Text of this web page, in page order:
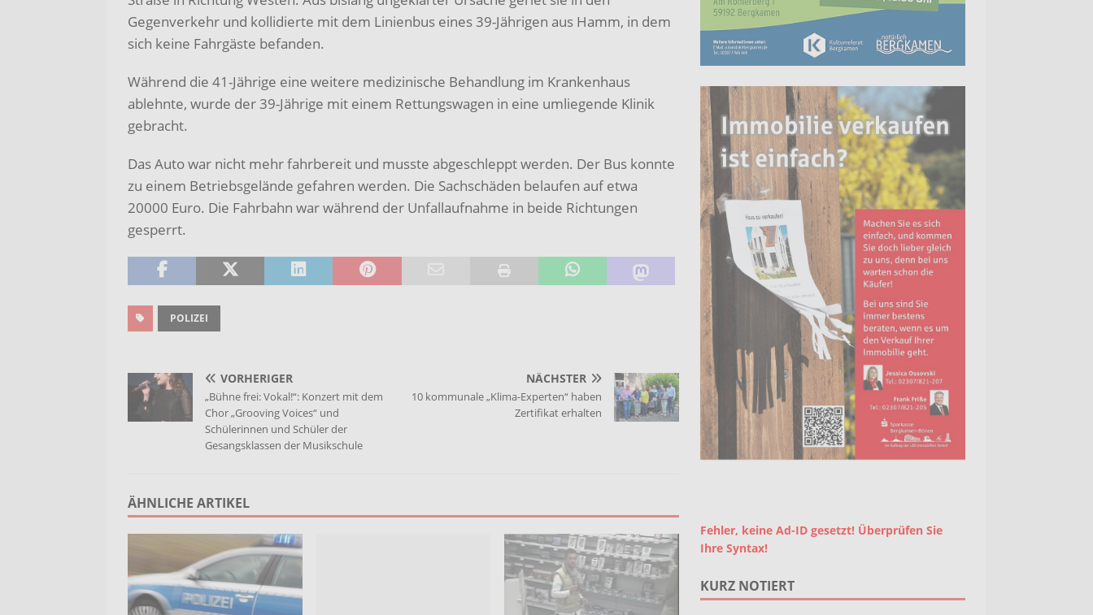
Gegenverkehr und kollidierte mit dem Linienbus eines 39-Jährigen aus Hamm, in dem
sich keine Fahrgäste befanden.
Während die 41-Jährige eine weitere medizinische Behandlung im Krankenhaus
ablehnte, wurde der 39-Jährige mit einem Rettungswagen in eine umliegende Klinik
gebracht.
Das Auto war nicht mehr fahrbereit und musste abgeschleppt werden. Der Bus konnte
zu einem Betriebsgelände gefahren werden. Die Sachschäden belaufen auf etwa
20000 Euro. Die Fahrbahn war während der Unfallaufnahme in beide Richtungen
gesperrt.
POLIZEI
VORHERIGER
„Bühne frei: Vokal!“: Konzert mit dem
Chor „Grooving Voices“ und
Schülerinnen und Schüler der
Gesangsklassen der Musikschule
NÄCHSTER
10 kommunale „Klima-Experten“ haben
Zertifikat erhalten
ÄHNLICHE ARTIKEL
Fehler, keine Ad-ID gesetzt! Überprüfen Sie
Ihre Syntax!
KURZ NOTIERT